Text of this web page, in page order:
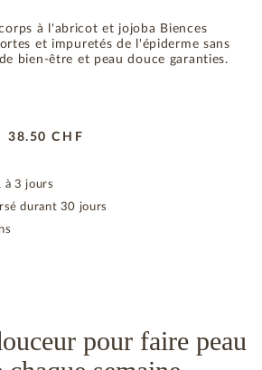
à l'abricot et jojoba Biences
et impuretés de l'épiderme sans
bien-être et peau douce garanties.
38.50 CHF
à 3 jours
durant 30 jours
pour faire peau